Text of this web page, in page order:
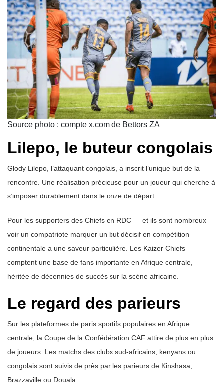
Source photo : compte x.com de Bettors ZA
Lilepo, le buteur congolais
Glody Lilepo, l’attaquant congolais, a inscrit l’unique but de la
rencontre. Une réalisation précieuse pour un joueur qui cherche à
s’imposer durablement dans le onze de départ.
Pour les supporters des Chiefs en RDC — et ils sont nombreux —
voir un compatriote marquer un but décisif en compétition
continentale a une saveur particulière. Les Kaizer Chiefs
comptent une base de fans importante en Afrique centrale,
héritée de décennies de succès sur la scène africaine.
Le regard des parieurs
Sur les plateformes de paris sportifs populaires en Afrique
centrale, la Coupe de la Confédération CAF attire de plus en plus
de joueurs. Les matchs des clubs sud-africains, kenyans ou
congolais sont suivis de près par les parieurs de Kinshasa,
Brazzaville ou Douala.